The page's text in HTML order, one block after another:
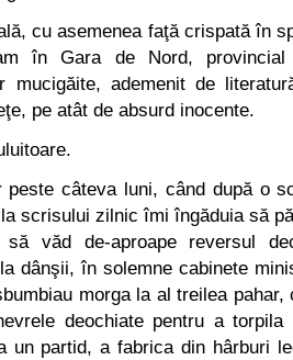
cu asemenea faţă crispată în
în Gara de Nord,
mucigăite, ademenit de
pe atât de absurd inocente.
peste câteva luni, când după o
scrisului zilnic îmi îngăduia să
să văd de-aproape reversul
dânşii, în solemne cabinete
morga la al treilea
deochiate pentru a
un partid, a fabrica din hârburi